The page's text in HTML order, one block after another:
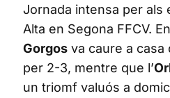
Jornada intensa per als
Alta en Segona FFCV.
Gorgos va caure a casa
per 2-3, mentre que l’
un triomf valuós a